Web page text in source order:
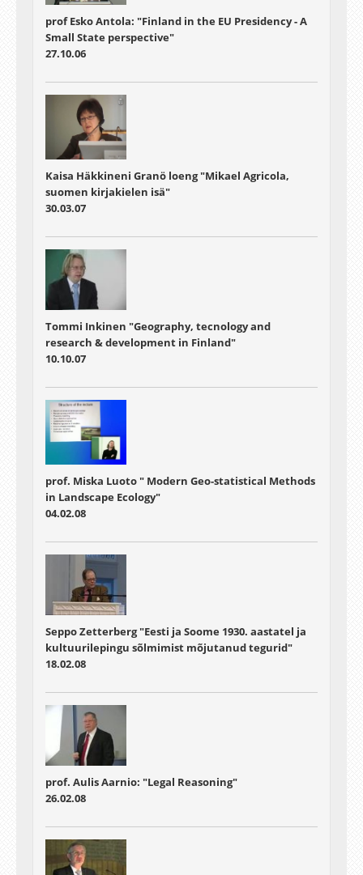
prof Esko Antola: "Finland in the EU Presidency - A
Small State perspective"
27.10.06
Kaisa Häkkineni Granö loeng "Mikael Agricola,
suomen kirjakielen isä"
30.03.07
Tommi Inkinen "Geography, tecnology and
research & development in Finland"
10.10.07
prof. Miska Luoto " Modern Geo-statistical Methods
in Landscape Ecology"
04.02.08
Seppo Zetterberg "Eesti ja Soome 1930. aastatel ja
kultuurilepingu sõlmimist mõjutanud tegurid"
18.02.08
prof. Aulis Aarnio: "Legal Reasoning"
26.02.08